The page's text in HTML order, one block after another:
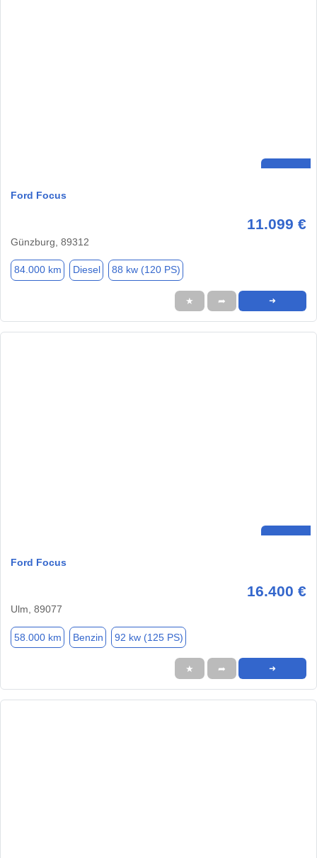
Ford Focus
11.099 €
Günzburg, 89312
84.000 km Diesel 88 kw (120 PS)
★ ➦ ➜
Ford Focus
16.400 €
Ulm, 89077
58.000 km Benzin 92 kw (125 PS)
★ ➦ ➜